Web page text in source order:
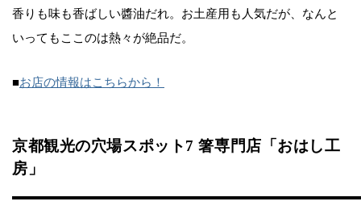
香りも味も香ばしい醬油だれ。お土産用も人気だが、なんと
いってもここのは熱々が絶品だ。
■お店の情報はこちらから！
京都観光の穴場スポット7 箸専門店「おはし工
房」